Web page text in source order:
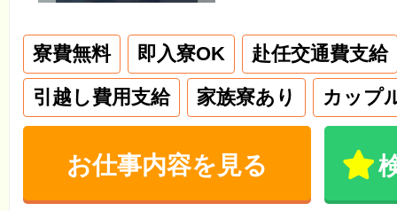
寮費無料 即入寮OK
赴任交通費支給
引越し費用支給
家族寮あり カップ
お仕事内容を見る